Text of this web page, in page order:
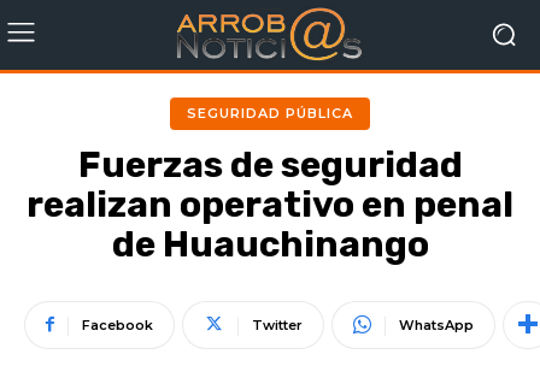
SEGURIDAD PÚBLICA
Fuerzas de seguridad
realizan operativo en penal
de Huauchinango
Facebook Twitter WhatsApp